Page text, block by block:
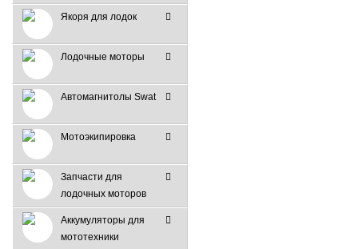
Якоря для лодок
Лодочные моторы
Автомагнитолы Swat
Мотоэкипировка
Запчасти для
лодочных моторов
Аккумуляторы для
мототехники